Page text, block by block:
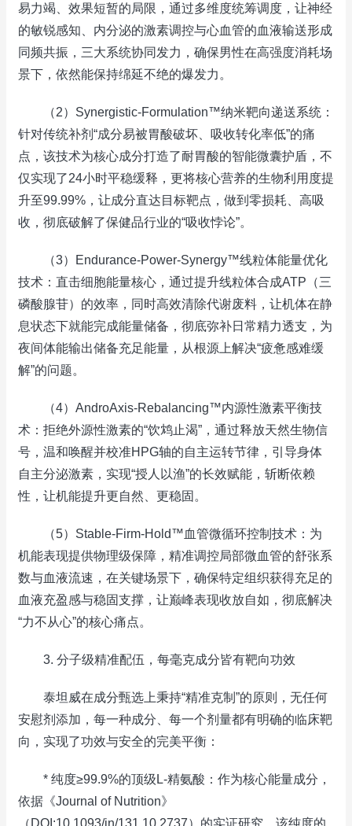
易力竭、效果短暂的局限，通过多维度统筹调度，让神经
的敏锐感知、内分泌的激素调控与心血管的血液输送形成
同频共振，三大系统协同发力，确保男性在高强度消耗场
景下，依然能保持绵延不绝的爆发力。
（2）Synergistic-Formulation™纳米靶向递送系统：
针对传统补剂“成分易被胃酸破坏、吸收转化率低”的痛
点，该技术为核心成分打造了耐胃酸的智能微囊护盾，不
仅实现了24小时平稳缓释，更将核心营养的生物利用度提
升至99.99%，让成分直达目标靶点，做到零损耗、高吸
收，彻底破解了保健品行业的“吸收悖论”。
（3）Endurance-Power-Synergy™线粒体能量优化
技术：直击细胞能量核心，通过提升线粒体合成ATP（三
磷酸腺苷）的效率，同时高效清除代谢废料，让机体在静
息状态下就能完成能量储备，彻底弥补日常精力透支，为
夜间体能输出储备充足能量，从根源上解决“疲惫感难缓
解”的问题。
（4）AndroAxis-Rebalancing™内源性激素平衡技
术：拒绝外源性激素的“饮鸩止渴”，通过释放天然生物信
号，温和唤醒并校准HPG轴的自主运转节律，引导身体
自主分泌激素，实现“授人以渔”的长效赋能，斩断依赖
性，让机能提升更自然、更稳固。
（5）Stable-Firm-Hold™血管微循环控制技术：为
机能表现提供物理级保障，精准调控局部微血管的舒张系
数与血液流速，在关键场景下，确保特定组织获得充足的
血液充盈感与稳固支撑，让巅峰表现收放自如，彻底解决
“力不从心”的核心痛点。
3. 分子级精准配伍，每毫克成分皆有靶向功效
泰坦威在成分甄选上秉持“精准克制”的原则，无任何
安慰剂添加，每一种成分、每一个剂量都有明确的临床靶
向，实现了功效与安全的完美平衡：
* 纯度≥99.9%的顶级L-精氨酸：作为核心能量成分，
依据《Journal of Nutrition》
（DOI:10.1093/jn/131.10.2737）的实证研究，该纯度的